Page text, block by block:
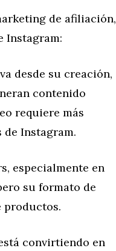
de afiliación,
Instagram:
desde su creación,
contenido
requiere más
Instagram.
especialmente en
su formato de
productos.
convirtiendo en